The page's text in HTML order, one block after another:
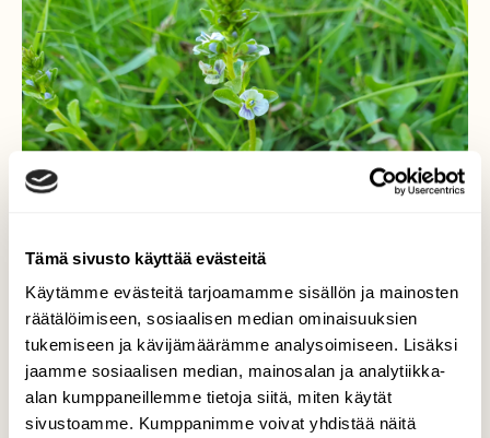
Tämä sivusto käyttää evästeitä
Käytämme evästeitä tarjoamamme sisällön ja mainosten
räätälöimiseen, sosiaalisen median ominaisuuksien
tukemiseen ja kävijämäärämme analysoimiseen. Lisäksi
jaamme sosiaalisen median, mainosalan ja analytiikka-
alan kumppaneillemme tietoja siitä, miten käytät
sivustoamme. Kumppanimme voivat yhdistää näitä
Orvontädyke kukkii